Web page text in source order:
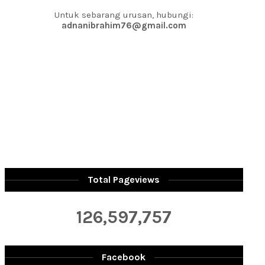
Untuk sebarang urusan, hubungi:
adnanibrahim76@gmail.com
Total Pageviews
126,597,757
Facebook